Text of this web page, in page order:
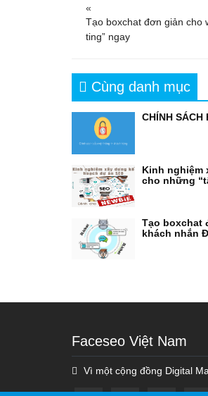
«
Tạo boxchat đơn giản cho
ting” ngay
Cùng danh mục
CHÍNH SÁCH
Kinh nghiệm
cho những
Tạo boxchat
khách nhắn
Faceseo Việt Nam
Vì một cộng đồng Digital